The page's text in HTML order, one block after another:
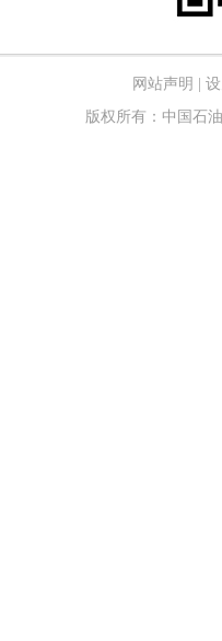
网站声明
版权所有：中国石